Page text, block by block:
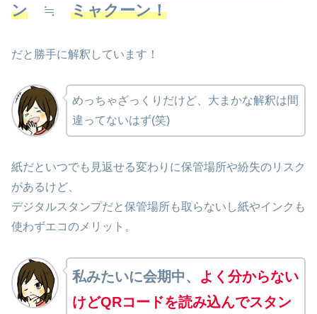
ン ≒ ミャクーン！
だと勝手に解釈しています！
めっちゃざっくりだけど、大まかな解釈は間
違ってないはず(笑)
紙だといつでも見返せる変わりに保管場所や紛失のリスク
があるけど、
デジタルスタンプだと保管場所も取らないし紙やインクも
使わずエコのメリット。
私みたいに会期中、
よく分からない
けどQRコードを読み込んでスタン